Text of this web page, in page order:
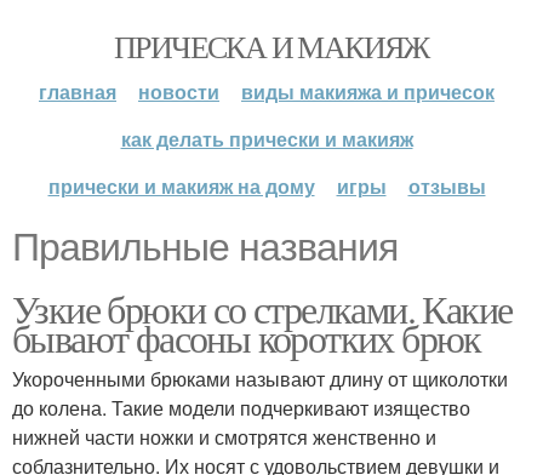
ПРИЧЕСКА И МАКИЯЖ
главная новости
виды макияжа и причесок
как делать прически и макияж
прически и макияж на дому
игры отзывы
Правильные названия
Узкие брюки со стрелками. Какие
бывают фасоны коротких брюк
Укороченными брюками называют длину от щиколотки
до колена. Такие модели подчеркивают изящество
нижней части ножки и смотрятся женственно и
соблазнительно. Их носят с удовольствием девушки и